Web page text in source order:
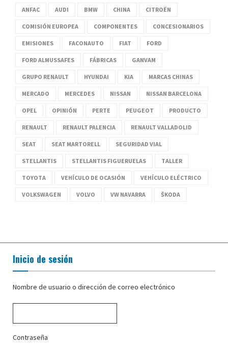
ANFAC AUDI BMW CHINA CITROËN
COMISIÓN EUROPEA COMPONENTES CONCESIONARIOS
EMISIONES FACONAUTO FIAT FORD
FORD ALMUSSAFES FÁBRICAS GANVAM
GRUPO RENAULT HYUNDAI KIA MARCAS CHINAS
MERCADO MERCEDES NISSAN NISSAN BARCELONA
OPEL OPINIÓN PERTE PEUGEOT PRODUCTO
RENAULT RENAULT PALENCIA RENAULT VALLADOLID
SEAT SEAT MARTORELL SEGURIDAD VIAL
STELLANTIS STELLANTIS FIGUERUELAS TALLER
TOYOTA VEHÍCULO DE OCASIÓN VEHÍCULO ELÉCTRICO
VOLKSWAGEN VOLVO VW NAVARRA ŠKODA
Inicio de sesión
Nombre de usuario o dirección de correo electrónico
Contraseña